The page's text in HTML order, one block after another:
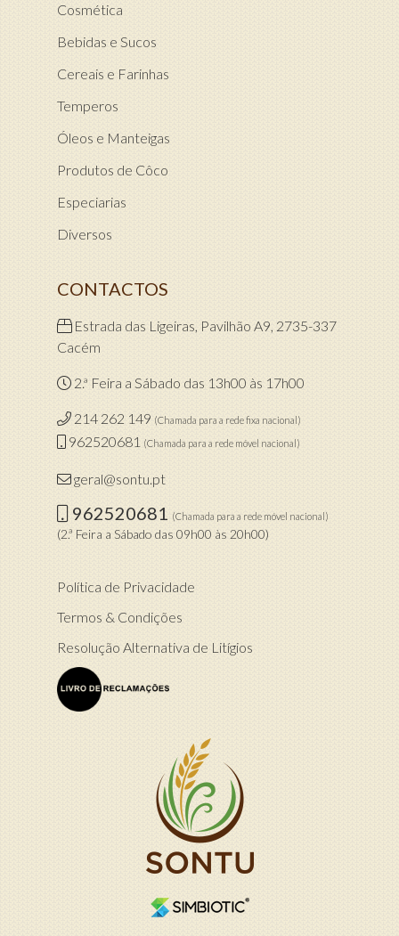
Cosmética
Bebidas e Sucos
Cereais e Farinhas
Temperos
Óleos e Manteigas
Produtos de Côco
Especiarias
Diversos
CONTACTOS
Estrada das Ligeiras, Pavilhão A9, 2735-337
Cacém
2.ª Feira a Sábado das 13h00 às 17h00
214 262 149 (Chamada para a rede fixa nacional)
962520681 (Chamada para a rede móvel nacional)
geral@sontu.pt
962520681 (Chamada para a rede móvel nacional)
(2.ª Feira a Sábado das 09h00 às 20h00)
Política de Privacidade
Termos & Condições
Resolução Alternativa de Litígios